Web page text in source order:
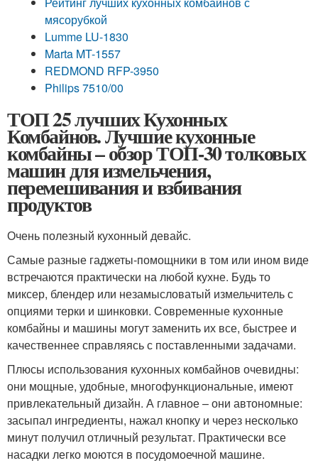
мясорубкой
Lumme LU-1830
Marta MT-1557
REDMOND RFP-3950
Philips 7510/00
ТОП 25 лучших Кухонных
Комбайнов. Лучшие кухонные
комбайны – обзор ТОП-30 толковых
машин для измельчения,
перемешивания и взбивания
продуктов
Очень полезный кухонный девайс.
Самые разные гаджеты-помощники в том или ином виде
встречаются практически на любой кухне. Будь то
миксер, блендер или незамысловатый измельчитель с
опциями терки и шинковки. Современные кухонные
комбайны и машины могут заменить их все, быстрее и
качественнее справляясь с поставленными задачами.
Плюсы использования кухонных комбайнов очевидны:
они мощные, удобные, многофункциональные, имеют
привлекательный дизайн. А главное – они автономные:
засыпал ингредиенты, нажал кнопку и через несколько
минут получил отличный результат. Практически все
насадки легко моются в посудомоечной машине.